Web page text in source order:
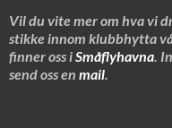
Vil du vite mer om hva vi
stikke innom klubbhytta
finner oss iSmåflyhavna.
send oss en mail.